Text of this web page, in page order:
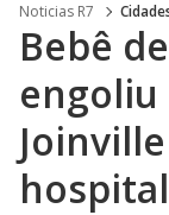
Noticias R7
Bebê
engoliu
hospital